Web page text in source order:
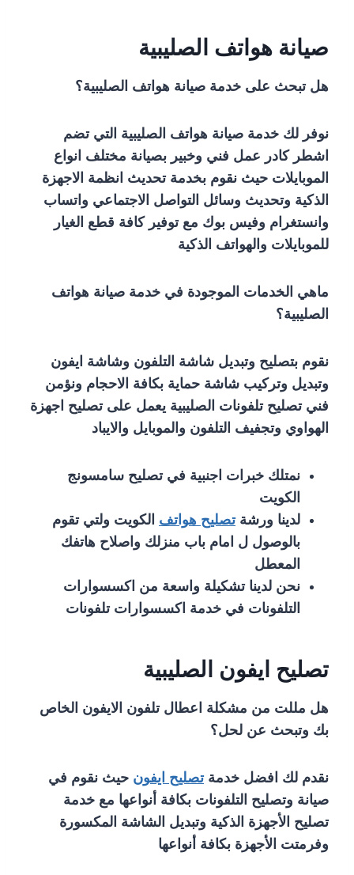
صيانة هواتف الصليبية
هل تبحث على خدمة صيانة هواتف الصليبية؟
نوفر لك خدمة صيانة هواتف الصليبية التي تضم
اشطر كادر عمل فني وخبير بصيانة مختلف انواع
الموبايلات حيث نقوم بخدمة تحديث انظمة الاجهزة
الذكية وتحديث وسائل التواصل الاجتماعي واتساب
وانستغرام وفيس بوك مع توفير كافة قطع الغيار
للموبايلات والهواتف الذكية
ماهي الخدمات الموجودة في خدمة صيانة هواتف
الصليبية؟
نقوم بتصليح وتبديل شاشة التلفون وشاشة ايفون
وتبديل وتركيب شاشة حماية بكافة الاحجام ونؤمن
فني تصليح تلفونات الصليبية يعمل على تصليح اجهزة
الهواوي وتجفيف التلفون والموبايل والايباد
نمتلك خبرات اجنبية في تصليح سامسونج
الكويت
لدينا ورشةتصليح هواتف الكويت ولتي تقوم
بالوصول ل امام باب منزلك واصلاح هاتفك
المعطل
نحن لدينا تشكيلة واسعة من اكسسوارات
التلفونات في خدمة اكسسوارات تلفونات
تصليح ايفون الصليبية
هل مللت من مشكلة اعطال تلفون الايفون الخاص
بك وتبحث عن لحل؟
نقدم لك افضل خدمةتصليح ايفون حيث نقوم في
صيانة وتصليح التلفونات بكافة أنواعها مع خدمة
تصليح الأجهزة الذكية وتبديل الشاشة المكسورة
وفرمتت الأجهزة بكافة أنواعها